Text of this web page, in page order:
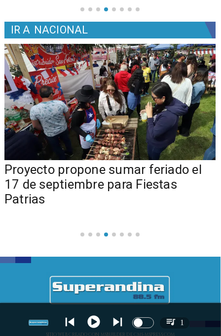
IR A NACIONAL
Proyecto propone sumar feriado el
17 de septiembre para Fiestas
Patrias
SITIO WEB CREADO CON MSBUILDER DE CMS-MSPRESS.COM
1